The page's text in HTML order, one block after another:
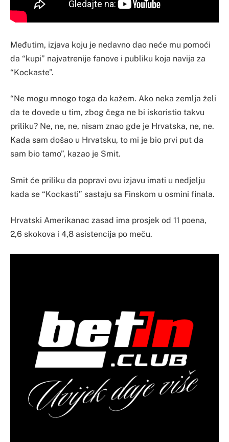
Međutim, izjava koju je nedavno dao neće mu pomoći
da “kupi” najvatrenije fanove i publiku koja navija za
“Kockaste”.
“Ne mogu mnogo toga da kažem. Ako neka zemlja želi
da te dovede u tim, zbog čega ne bi iskoristio takvu
priliku? Ne, ne, ne, nisam znao gde je Hrvatska, ne, ne.
Kada sam došao u Hrvatsku, to mi je bio prvi put da
sam bio tamo”, kazao je Smit.
Smit će priliku da popravi ovu izjavu imati u nedjelju
kada se “Kockasti” sastaju sa Finskom u osmini finala.
Hrvatski Amerikanac zasad ima prosjek od 11 poena,
2,6 skokova i 4,8 asistencija po meču.